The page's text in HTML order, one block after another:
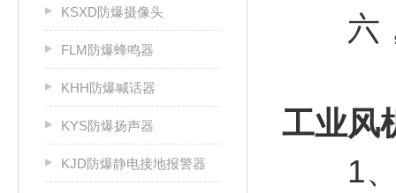
KSXD防爆摄像头
FLM防爆蜂鸣器
KHH防爆喊话器
KYS防爆扬声器
KJD防爆静电接地报警器
六，
工业风
1、